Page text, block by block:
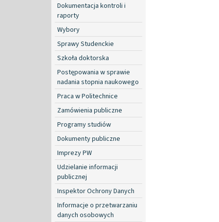
Dokumentacja kontroli i
raporty
Wybory
Sprawy Studenckie
Szkoła doktorska
Postępowania w sprawie
nadania stopnia naukowego
Praca w Politechnice
Zamówienia publiczne
Programy studiów
Dokumenty publiczne
Imprezy PW
Udzielanie informacji
publicznej
Inspektor Ochrony Danych
Informacje o przetwarzaniu
danych osobowych